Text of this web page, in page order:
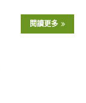
閱讀更多